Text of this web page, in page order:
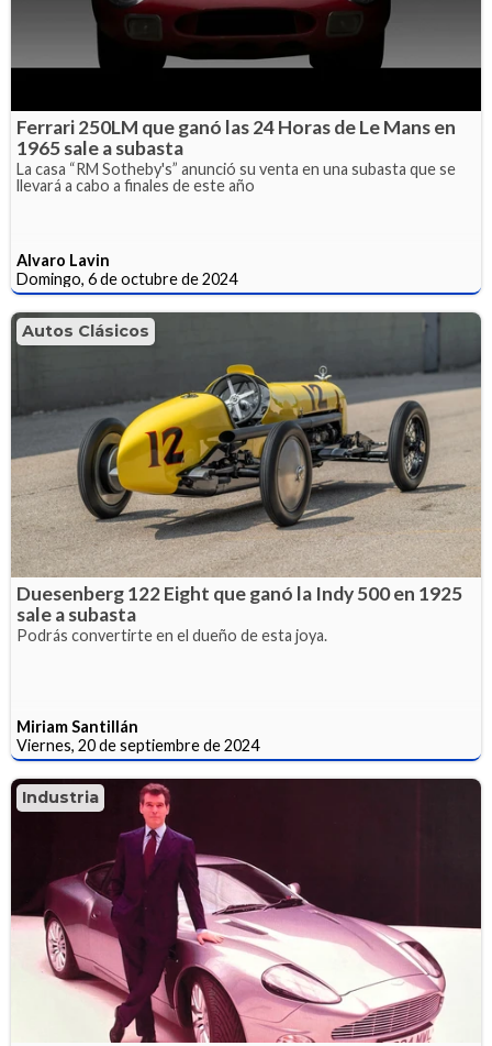
Ferrari 250LM que ganó las 24 Horas de Le Mans en
1965 sale a subasta
La casa “RM Sotheby's” anunció su venta en una subasta que se
llevará a cabo a finales de este año
Alvaro Lavin
Domingo, 6 de octubre de 2024
Autos Clásicos
Duesenberg 122 Eight que ganó la Indy 500 en 1925
sale a subasta
Podrás convertirte en el dueño de esta joya.
Miriam Santillán
Viernes, 20 de septiembre de 2024
Industria